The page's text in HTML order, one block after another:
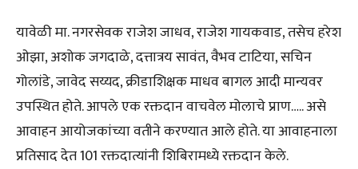
यावेळी मा. नगरसेवक राजेश जाधव, राजेश गायकवाड, तसेच हरेश
ओझा, अशोक जगदाळे, दत्तात्रय सावंत, वैभव टाटिया, सचिन
गोलांडे, जावेद सय्यद, क्रीडाशिक्षक माधव बागल आदी मान्यवर
उपस्थित होते. आपले एक रक्तदान वाचवेल मोलाचे प्राण….. असे
आवाहन आयोजकांच्या वतीने करण्यात आले होते. या आवाहनाला
प्रतिसाद देत 101 रक्तदात्यांनी शिबिरामध्ये रक्तदान केले.